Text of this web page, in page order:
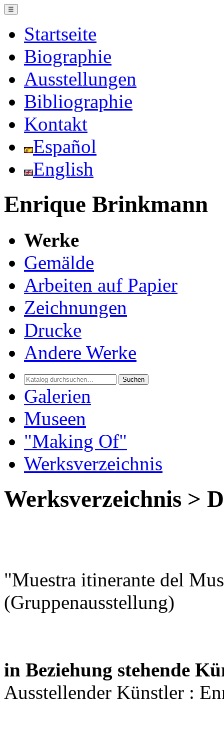
☰
Startseite
Biographie
Ausstellungen
Bibliographie
Kontakt
Español
English
Enrique Brinkmann
Werke
Gemälde
Arbeiten auf Papier
Zeichnungen
Drucke
Andere Werke
Suchen
Galerien
Museen
"Making Of"
Werksverzeichnis
Werksverzeichnis >
"Muestra itinerante del
(Gruppenausstellung)
in Beziehung stehende
Ausstellender Künstler :